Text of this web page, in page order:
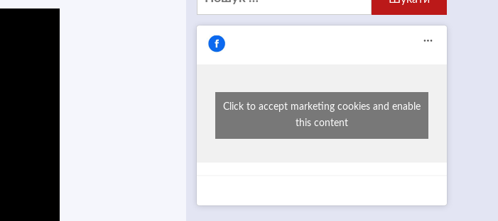
Click to accept marketing cookies and enable
this content